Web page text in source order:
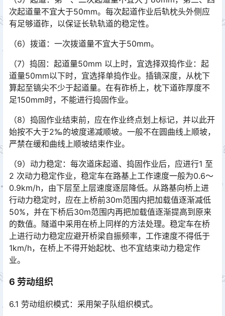
次起道量不宜大于50mm。每次起道作业后轨枕头外侧应
有足够道砟，以保证长轨轨道的稳定性。
（6）拨道：一次拨道量不宜大于50mm。
（7）捣固：起道量50mm 以上时，宜选择双捣作业：起
道量50mm以下时，宜选择单捣作业。插镐深度，从枕下
算起至镐尖不少于起道量。在有砟桥上，枕下道砟厚度不
足150mm时，不能进行捣固作业。󠅅󠅃󠄵󠅂󠄪󠇖󠆨󠆨󠇕󠆞󠆒󠅬󠇘󠆭󠆘󠇙󠆝󠅵󠇗󠆭󠆁󠄐󠇗󠅹󠅸󠇖󠆍󠅳󠇖󠅹󠅰󠇖󠆌󠅹
（8）捣固作业结束前，应在作业终点划上标记，并以此开
始按不大于2‰的坡度递减顺坡。一般不在圆曲线上顺坡，
严禁在缓和曲线上顺坡结束作业。
（9）动力稳定：每次道床起道、捣固作业后，应进行1 至
2 次动力稳定作业，稳定车在路基上工作速度一般为0.6～
0.9km/h，由下层至上层速度逐层降低。从路基向桥上进
行动力稳定时，应在上桥前30m范围内把加载值逐渐减低
50%，并在下桥后30m范围内再把加载值逐渐提高到原来
的数值。隧道中采用在桥上同样的方法处理。稳定车在桥
上进行动力稳定应避开桥梁自振频率，工作速度不得低于
1km/h，在桥上不得开始起枕、也不宜结束动力稳定作
业。󠅅󠅃󠄵󠅂󠄪󠇖󠆨󠆨󠇕󠆞󠆒󠅬󠇘󠆭󠆘󠇙󠆝󠅵󠇗󠆭󠆁󠄐󠇗󠅹󠅸󠇖󠆍󠅳󠇖󠅹󠅰󠇖󠆌󠅹
6 劳动组织
6.1 劳动组织模式：采用架子队组织模式。